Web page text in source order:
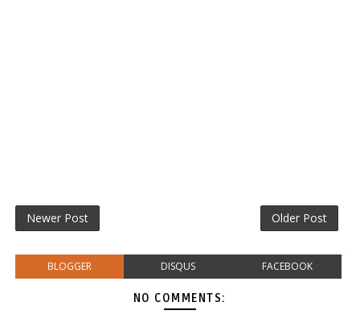
Newer Post Older Post
BLOGGER DISQUS FACEBOOK
NO COMMENTS: